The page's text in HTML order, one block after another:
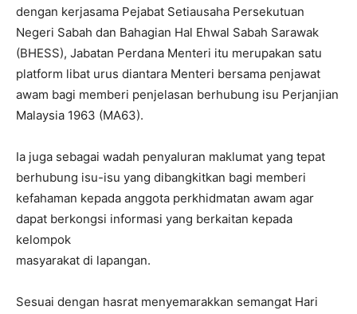
dengan kerjasama Pejabat Setiausaha Persekutuan
Negeri Sabah dan Bahagian Hal Ehwal Sabah Sarawak
(BHESS), Jabatan Perdana Menteri itu merupakan satu
platform libat urus diantara Menteri bersama penjawat
awam bagi memberi penjelasan berhubung isu Perjanjian
Malaysia 1963 (MA63).
Ia juga sebagai wadah penyaluran maklumat yang tepat
berhubung isu-isu yang dibangkitkan bagi memberi
kefahaman kepada anggota perkhidmatan awam agar
dapat berkongsi informasi yang berkaitan kepada
kelompok
masyarakat di lapangan.
Sesuai dengan hasrat menyemarakkan semangat Hari